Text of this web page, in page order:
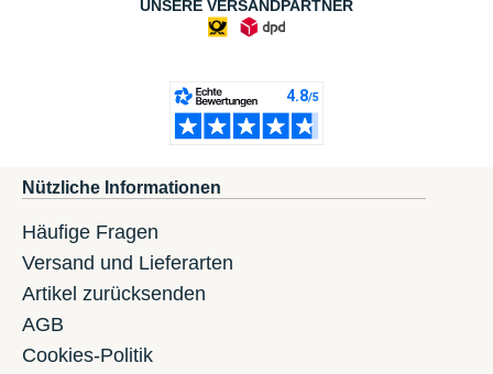
UNSERE VERSANDPARTNER
Nützliche Informationen
Häufige Fragen
Versand und Lieferarten
Artikel zurücksenden
AGB
Cookies-Politik